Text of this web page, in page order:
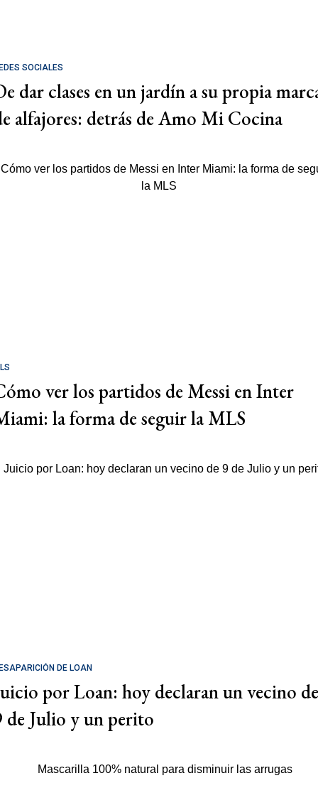
SOCIALES
dar clases en un jardín a su propia
alfajores: detrás de Amo Mi Cocina
ver los partidos de Messi en Inter
la forma de seguir la MLS
DE LOAN
por Loan: hoy declaran un vecino de
de Julio y un perito